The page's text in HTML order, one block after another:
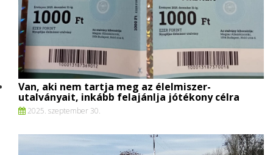
Van, aki nem tartja meg az élelmiszer-
utalványait, inkább felajánlja jótékony célra
2025. szeptember 30.